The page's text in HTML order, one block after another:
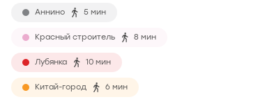
Аннино 5 мин
Красный строитель 8 мин
Лубянка 10 мин
Китай-город 6 мин